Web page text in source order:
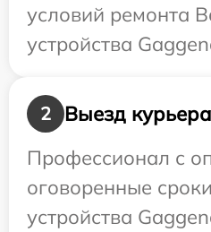
условий ремонта
устройства
2
Выезд
Профессионал с
оговоренные
устройства